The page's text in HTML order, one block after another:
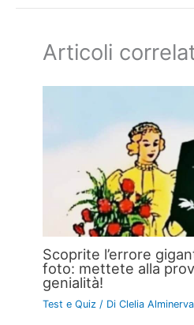
Articoli
Scoprite l’errore
foto: mettete alla
genialità!
Test e Quiz / DiClelia